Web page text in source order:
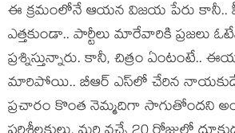
ఈ క్ర‌మంలోనే ఆయ‌న విజ‌య పేరు కానీ..
ఎత్త‌కుండా.. పార్టీలు మారేవారికి ప్ర‌జ‌లు
ప్ర‌శ్నిస్తున్నారు. కానీ, చిత్రం ఏంటంటే..
మారిపోయి.. బీఆర్ ఎస్‌లో చేరిన
ప్ర‌చారం కొంత నెమ్మ‌దిగా సాగుతోంద‌ని